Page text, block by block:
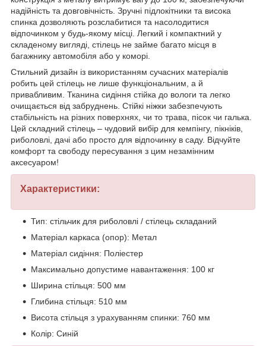
надійність та довговічність. Зручні підлокітники та висока
спинка дозволяють розслабитися та насолодитися
відпочинком у будь-якому місці. Легкий і компактний у
складеному вигляді, стілець не займе багато місця в
багажнику автомобіля або у коморі.
Стильний дизайн із використанням сучасних матеріалів
робить цей стілець не лише функціональним, а й
привабливим. Тканина сидіння стійка до вологи та легко
очищається від забруднень. Стійкі ніжки забезпечують
стабільність на різних поверхнях, чи то трава, пісок чи галька.
Цей складний стілець – чудовий вибір для кемпінгу, пікніків,
риболовлі, дачі або просто для відпочинку в саду. Відчуйте
комфорт та свободу пересування з цим незамінним
аксесуаром!
Характеристики:
Тип: стільчик для риболовлі / стілець складаний
Матеріал каркаса (опор): Метал
Матеріал сидіння: Поліестер
Максимально допустиме навантаження: 100 кг
Ширина стільця: 500 мм
Глибина стільця: 510 мм
Висота стільця з урахуванням спинки: 760 мм
Колір: Синій